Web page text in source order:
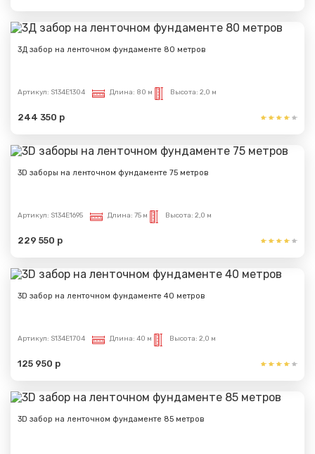
3Д забор на ленточном фундаменте 80 метров
Артикул: S134E1304 Длина: 80 м Высота: 2,0 м
244 350 р
3D заборы на ленточном фундаменте 75 метров
Артикул: S134E1695 Длина: 75 м Высота: 2,0 м
229 550 р
3D забор на ленточном фундаменте 40 метров
Артикул: S134E1704 Длина: 40 м Высота: 2,0 м
125 950 р
3D забор на ленточном фундаменте 85 метров
Спасибо за обращение, наш специалист свяжется с
Вами.